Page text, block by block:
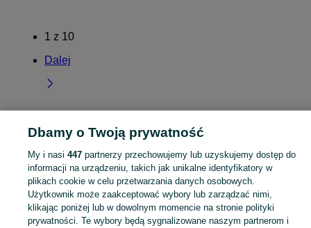
1 z 10
Dalej
Strona główna Lubelskie Kozłówka
KATEGORIA
Zobacz
Dbamy o Twoją prywatność
My i nasi 447partnerzy przechowujemy lub uzyskujemy dostęp do
informacji na urządzeniu, takich jak unikalne identyfikatory w
plikach cookie w celu przetwarzania danych osobowych.
Użytkownik może zaakceptować wybory lub zarządzać nimi,
klikając poniżej lub w dowolnym momencie na stronie polityki
prywatności. Te wybory będą sygnalizowane naszym partnerom i